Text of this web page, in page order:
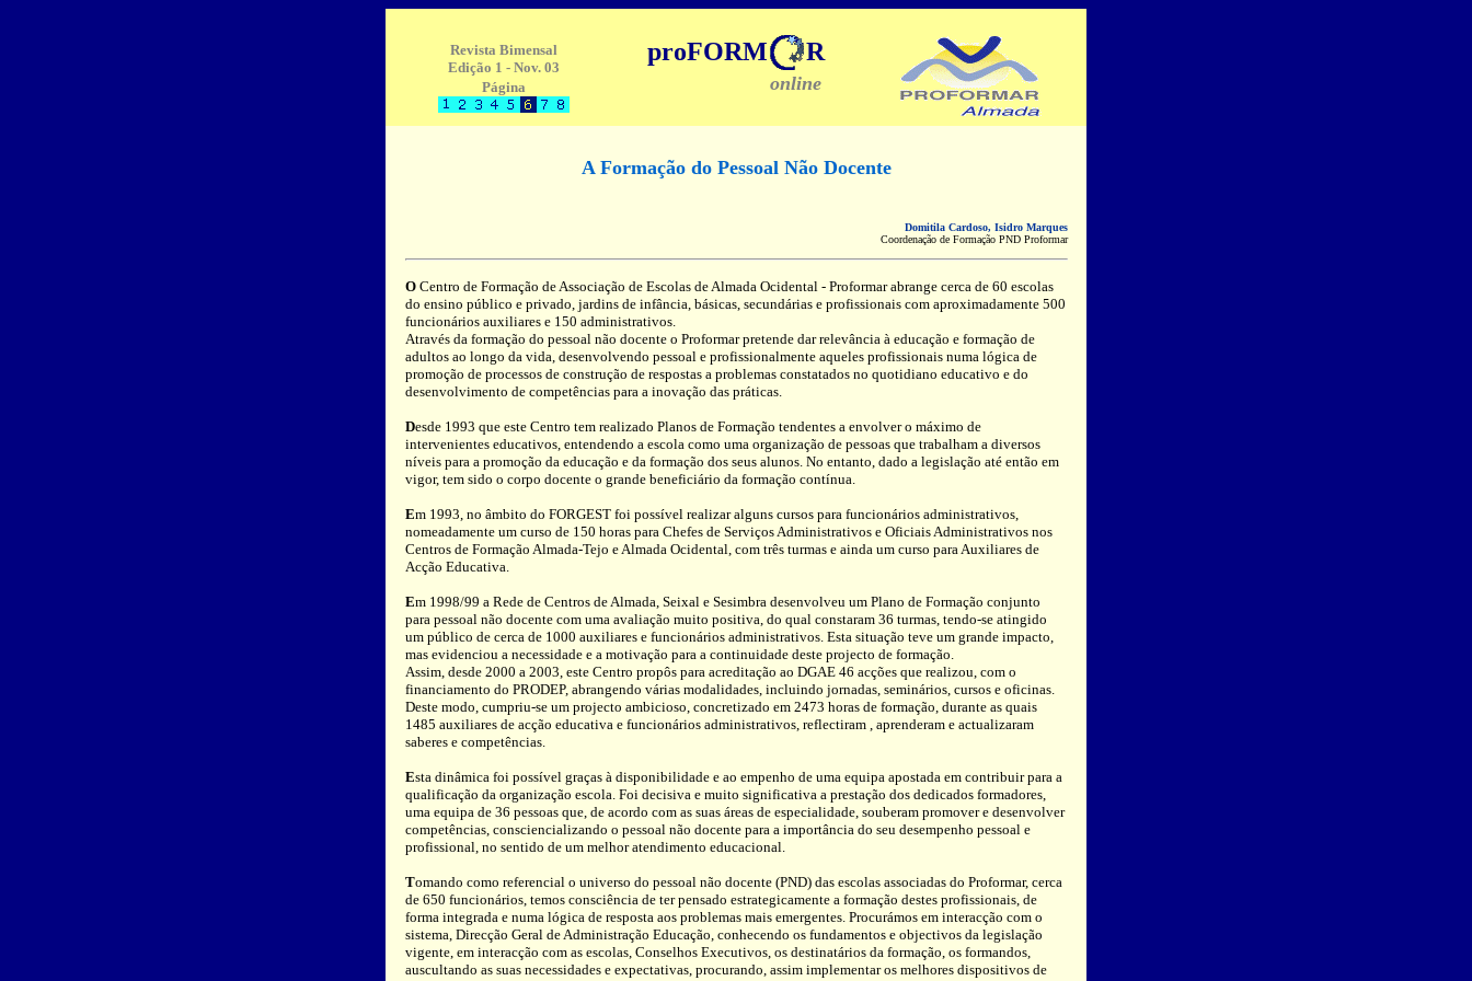
Revista Bimensal
Edição 1 - Nov. 03
Página
proFORM R
online
A Formação do Pessoal Não Docente
Domitila Cardoso, Isidro Marques
Coordenação de Formação PND Proformar
O Centro de Formação de Associação de Escolas de Almada Ocidental - Proformar abrange cerca de 60 escolas
do ensino público e privado, jardins de infância, básicas, secundárias e profissionais com aproximadamente 500
funcionários auxiliares e 150 administrativos.
Através da formação do pessoal não docente o Proformar pretende dar relevância à educação e formação de
adultos ao longo da vida, desenvolvendo pessoal e profissionalmente aqueles profissionais numa lógica de
promoção de processos de construção de respostas a problemas constatados no quotidiano educativo e do
desenvolvimento de competências para a inovação das práticas.
Desde 1993 que este Centro tem realizado Planos de Formação tendentes a envolver o máximo de
intervenientes educativos, entendendo a escola como uma organização de pessoas que trabalham a diversos
níveis para a promoção da educação e da formação dos seus alunos. No entanto, dado a legislação até então em
vigor, tem sido o corpo docente o grande beneficiário da formação contínua.
Em 1993, no âmbito do FORGEST foi possível realizar alguns cursos para funcionários administrativos,
nomeadamente um curso de 150 horas para Chefes de Serviços Administrativos e Oficiais Administrativos nos
Centros de Formação Almada-Tejo e Almada Ocidental, com três turmas e ainda um curso para Auxiliares de
Acção Educativa.
Em 1998/99 a Rede de Centros de Almada, Seixal e Sesimbra desenvolveu um Plano de Formação conjunto
para pessoal não docente com uma avaliação muito positiva, do qual constaram 36 turmas, tendo-se atingido
um público de cerca de 1000 auxiliares e funcionários administrativos. Esta situação teve um grande impacto,
mas evidenciou a necessidade e a motivação para a continuidade deste projecto de formação.
Assim, desde 2000 a 2003, este Centro propôs para acreditação ao DGAE 46 acções que realizou, com o
financiamento do PRODEP, abrangendo várias modalidades, incluindo jornadas, seminários, cursos e oficinas.
Deste modo, cumpriu-se um projecto ambicioso, concretizado em 2473 horas de formação, durante as quais
1485 auxiliares de acção educativa e funcionários administrativos, reflectiram , aprenderam e actualizaram
saberes e competências.
Esta dinâmica foi possível graças à disponibilidade e ao empenho de uma equipa apostada em contribuir para a
qualificação da organização escola. Foi decisiva e muito significativa a prestação dos dedicados formadores,
uma equipa de 36 pessoas que, de acordo com as suas áreas de especialidade, souberam promover e desenvolver
competências, consciencializando o pessoal não docente para a importância do seu desempenho pessoal e
profissional, no sentido de um melhor atendimento educacional.
Tomando como referencial o universo do pessoal não docente (PND) das escolas associadas do Proformar, cerca
de 650 funcionários, temos consciência de ter pensado estrategicamente a formação destes profissionais, de
forma integrada e numa lógica de resposta aos problemas mais emergentes. Procurámos em interacção com o
sistema, Direcção Geral de Administração Educação, conhecendo os fundamentos e objectivos da legislação
vigente, em interacção com as escolas, Conselhos Executivos, os destinatários da formação, os formandos,
auscultando as suas necessidades e expectativas, procurando, assim implementar os melhores dispositivos de